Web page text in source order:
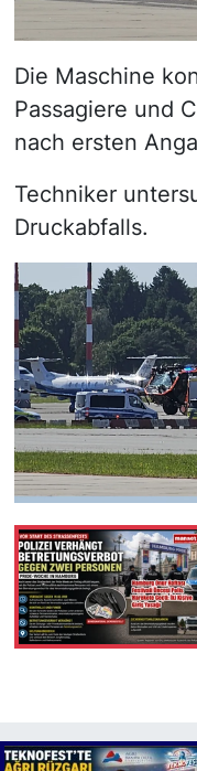
Die Maschine
Passagiere und
nach ersten
Techniker
Druckabfalls.